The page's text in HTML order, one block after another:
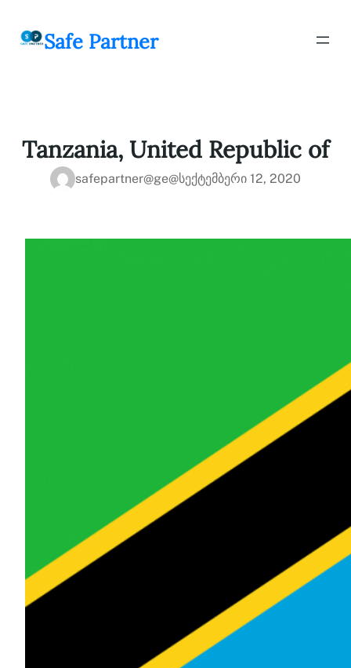
გადასვლაSafe Partner
Tanzania, United Republic of
safepartner@ge@სექტემბერი 12, 2020